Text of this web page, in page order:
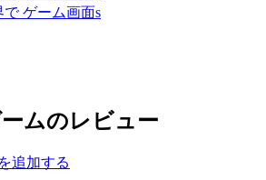
ムのレビュー
追加する